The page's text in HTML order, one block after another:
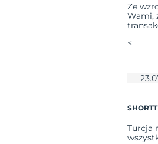
Ze
Wami,
<
Turcja